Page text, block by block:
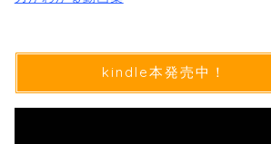
kindle本発売中！